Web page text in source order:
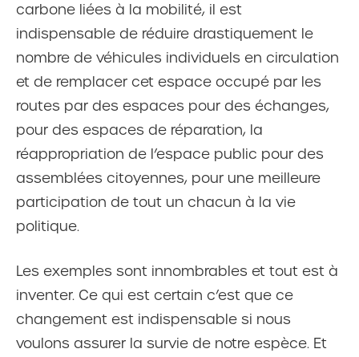
carbone liées à la mobilité, il est
indispensable de réduire drastiquement le
nombre de véhicules individuels en circulation
et de remplacer cet espace occupé par les
routes par des espaces pour des échanges,
pour des espaces de réparation, la
réappropriation de l’espace public pour des
assemblées citoyennes, pour une meilleure
participation de tout un chacun à la vie
politique.
Les exemples sont innombrables et tout est à
inventer. Ce qui est certain c’est que ce
changement est indispensable si nous
voulons assurer la survie de notre espèce. Et